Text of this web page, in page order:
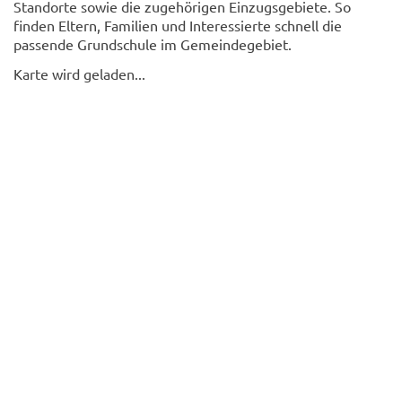
Standorte sowie die zugehörigen Einzugsgebiete. So
finden Eltern, Familien und Interessierte schnell die
passende Grundschule im Gemeindegebiet.
Karte wird geladen...